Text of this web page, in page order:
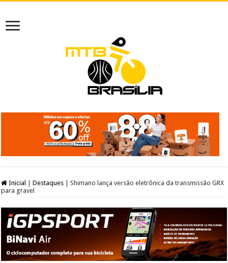
Inicial Destaques
Shimano lança versão eletrônica da transmissão GRX
para gravel